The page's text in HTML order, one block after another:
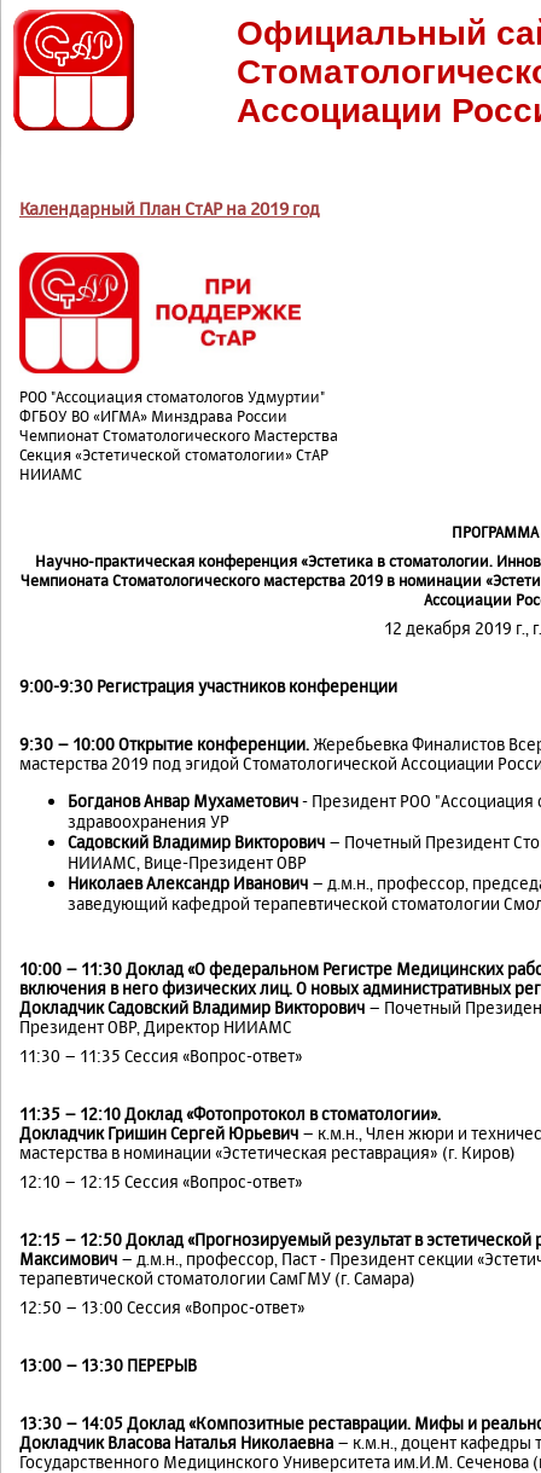
Официальный
Ассоциации
Календарный План СтАР на 2019 год
РОО "Ассоциация стоматологов Удмуртии"
ФГБОУ ВО «ИГМА» Минздрава России
Чемпионат Стоматологического Мастерства
Секция «Эстетической стоматологии» СтАР
НИИАМС
ПРОГРАММА
Научно-практическая конференция «Эстетика в стоматологии.
Чемпионата Стоматологического мастерства 2019 в номинации
Ассоциации
12 декабря 2019 г.,
9:00-9:30 Регистрация участников конференции
9:30 – 10:00 Открытие конференции.Жеребьевка Финалистов
мастерства 2019 под эгидой Стоматологической Ассоциации
Богданов Анвар Мухаметович- Президент РОО "Ассоциация
здравоохранения УР
Садовский Владимир Викторович – Почетный Президент
НИИАМС, Вице-Президент ОВР
Николаев Александр Иванович – д.м.н., профессор,
заведующий кафедрой терапевтической стоматологии
10:00 – 11:30 Доклад «О федеральном Регистре Медицинских
включения в него физических лиц. О новых административных
Докладчик Садовский Владимир Викторович – Почетный
Президент ОВР, Директор НИИАМС
11:30 – 11:35 Сессия «Вопрос-ответ»
11:35 – 12:10 Доклад «Фотопротокол в стоматологии».
Докладчик Гришин Сергей Юрьевич – к.м.н., Член жюри и
мастерства в номинации «Эстетическая реставрация» (г. Киров)
12:10 – 12:15 Сессия «Вопрос-ответ»
12:15 – 12:50 Доклад «Прогнозируемый результат в
Максимович – д.м.н., профессор, Паст - Президент секции
терапевтической стоматологии СамГМУ (г. Самара)
12:50 – 13:00 Сессия «Вопрос-ответ»
13:00 – 13:30 ПЕРЕРЫВ
13:30 – 14:05 Доклад «Композитные реставрации. Мифы и
Докладчик Власова Наталья Николаевна – к.м.н., доцент кафедры
Государственного Медицинского Университета им.И.М. Сеченова